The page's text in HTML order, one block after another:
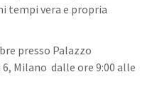
tempi vera e propria
presso Palazzo
Milano dalle ore 9:00 alle